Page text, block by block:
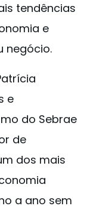
tendências
e
negócio.
e
do Sebrae
de
dos mais
a ano sem